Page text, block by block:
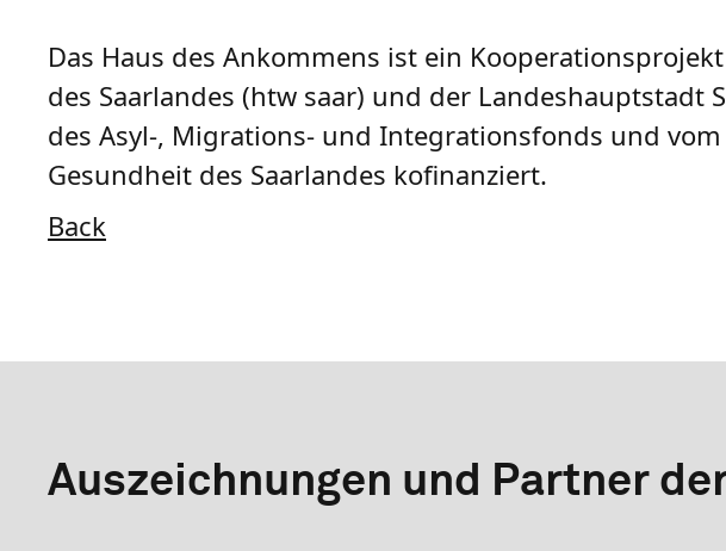
Das Haus des Ankommens ist ein
des Saarlandes (htw saar) und der Landeshauptstadt
des Asyl-, Migrations- und Integrationsfonds und
Gesundheit des Saarlandes kofinanziert.
Back
Auszeichnungen und Partner